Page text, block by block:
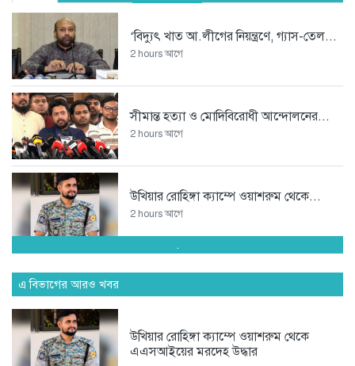
‘বিদ্যুৎ খাত আ.লীগের নিয়ন্ত্রণে, গ্যাস-তেল...
2 hours আগে
সীমান্ত হত্যা ও মোদিবিরোধী আন্দোলনের...
2 hours আগে
উখিয়ার রোহিঙ্গা ক্যাম্পে ওয়াশরুম থেকে...
2 hours আগে
কক্সবাজারে সনাতনীদের সাথে বৈষম্য হচ্ছে
17 hours আগে
গণভোটের রায় বাস্তবায়নে লংমার্চের ঘোষণা...
.
এ বিভাগের আরও খবর
উখিয়ার রোহিঙ্গা ক্যাম্পে ওয়াশরুম থেকে
এএসআইয়ের মরদেহ উদ্ধার